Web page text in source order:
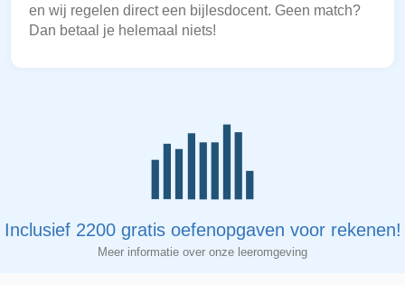
en wij regelen direct een bijlesdocent. Geen match?
Dan betaal je helemaal niets!
Inclusief 2200 gratis oefenopgaven voor rekenen!
Meer informatie over onze leeromgeving